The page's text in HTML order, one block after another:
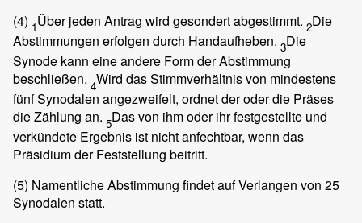
(4) 1Über jeden Antrag wird gesondert abgestimmt. 2Die
Abstimmungen erfolgen durch Handaufheben. 3Die
Synode kann eine andere Form der Abstimmung
beschließen. 4Wird das Stimmverhältnis von mindestens
fünf Synodalen angezweifelt, ordnet der oder die Präses
die Zählung an. 5Das von ihm oder ihr festgestellte und
verkündete Ergebnis ist nicht anfechtbar, wenn das
Präsidium der Feststellung beitritt.
(5) Namentliche Abstimmung findet auf Verlangen von 25
Synodalen statt.